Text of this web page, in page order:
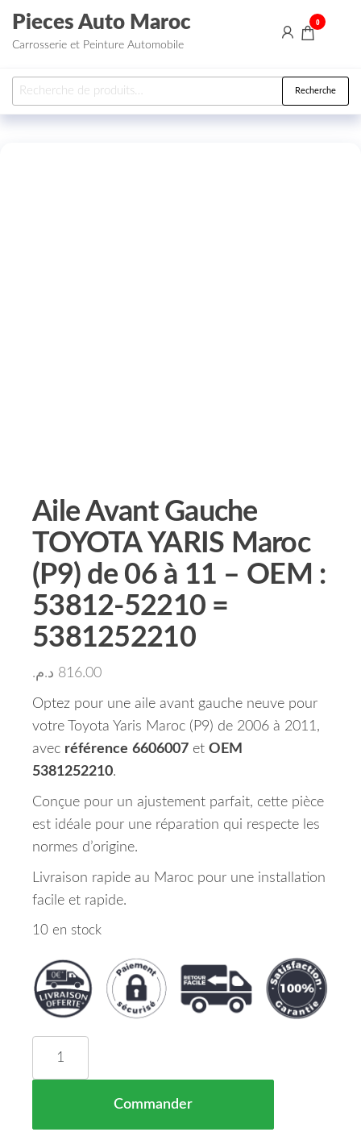
Aller au contenu
Pieces Auto Maroc
Carrosserie et Peinture Automobile
0
Recherche pour : Recherche
Aile Avant Gauche
TOYOTA YARIS Maroc
(P9) de 06 à 11 – OEM :
53812-52210 =
5381252210
816.00 د.م.
Optez pour une aile avant gauche neuve pour
votre Toyota Yaris Maroc (P9) de 2006 à 2011,
avec référence 6606007 et OEM
5381252210.
Conçue pour un ajustement parfait, cette pièce
est idéale pour une réparation qui respecte les
normes d’origine.
Livraison rapide au Maroc pour une installation
facile et rapide.
10 en stock
Commander